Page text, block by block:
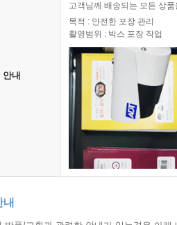
안내
고객님께 배송되는 모든 상
목적 : 안전한 포장 관리
촬영범위 : 박스 포장 작업